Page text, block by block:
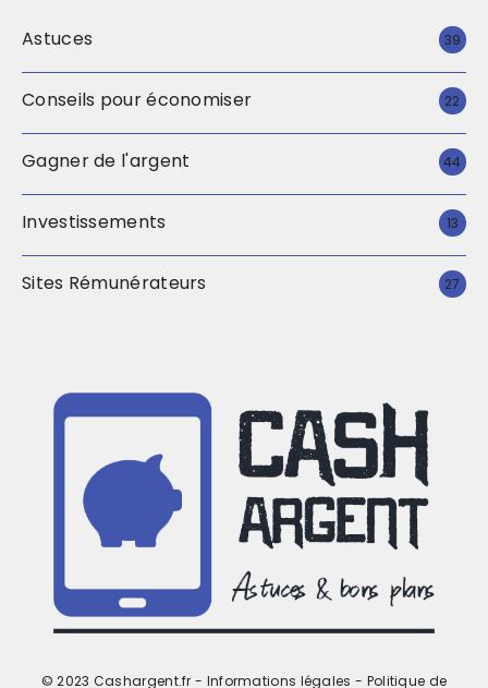
Astuces 39
Conseils pour économiser 22
Gagner de l'argent 44
Investissements 13
Sites Rémunérateurs 27
© 2023 Cashargent.fr - Informations légales - Politique de